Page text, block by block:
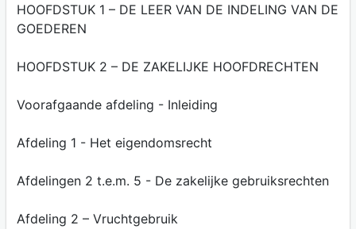
HOOFDSTUK 1 – DE LEER VAN DE INDELING VAN DE
GOEDEREN
HOOFDSTUK 2 – DE ZAKELIJKE HOOFDRECHTEN
Voorafgaande afdeling - Inleiding
Afdeling 1 - Het eigendomsrecht
Afdelingen 2 t.e.m. 5 - De zakelijke gebruiksrechten
Afdeling 2 – Vruchtgebruik